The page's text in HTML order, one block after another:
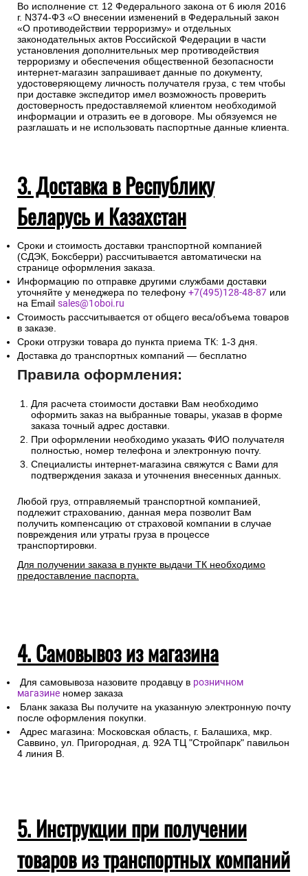
Во исполнение ст. 12 Федерального закона от 6 июля 2016
г. N374-ФЗ «О внесении изменений в Федеральный закон
«О противодействии терроризму» и отдельных
законодательных актов Российской Федерации в части
установления дополнительных мер противодействия
терроризму и обеспечения общественной безопасности
интернет-магазин запрашивает данные по документу,
удостоверяющему личность получателя груза, с тем чтобы
при доставке экспедитор имел возможность проверить
достоверность предоставляемой клиентом необходимой
информации и отразить ее в договоре. Мы обязуемся не
разглашать и не использовать паспортные данные клиента.
3. Доставка в Республику
Беларусь и Казахстан
Сроки и стоимость доставки транспортной компанией
(СДЭК, Боксберри) рассчитывается автоматически на
странице оформления заказа.
Информацию по отправке другими службами доставки
уточняйте у менеджера по телефону +7(495)128-48-87 или
на Email sales@1oboi.ru
Стоимость рассчитывается от общего веса/объема товаров
в заказе.
Сроки отгрузки товара до пункта приема ТК: 1-3 дня.
Доставка до транспортных компаний — бесплатно
Правила оформления:
Для расчета стоимости доставки Вам необходимо
оформить заказ на выбранные товары, указав в форме
заказа точный адрес доставки.
При оформлении необходимо указать ФИО получателя
полностью, номер телефона и электронную почту.
Специалисты интернет-магазина свяжутся с Вами для
подтверждения заказа и уточнения внесенных данных.
Любой груз, отправляемый транспортной компанией,
подлежит страхованию, данная мера позволит Вам
получить компенсацию от страховой компании в случае
повреждения или утраты груза в процессе
транспортировки.
Для получении заказа в пункте выдачи ТК необходимо
предоставление паспорта.
4. Самовывоз из магазина
Для самовывоза назовите продавцу в розничном
магазине номер заказа
Бланк заказа Вы получите на указанную электронную почту
после оформления покупки.
Адрес магазина: Московская область, г. Балашиха, мкр.
Саввино, ул. Пригородная, д. 92А ТЦ "Стройпарк" павильон
4 линия В.
5. Инструкции при получении
товаров из транспортных компаний